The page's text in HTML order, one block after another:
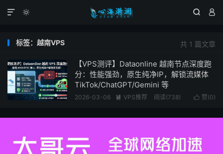
  

共 1 篇文章
标签：越南VPS
【VPS测评】Dataonline 越南节点深度跑
分：性能强劲，原生纯净IP，解锁流媒体
TikTok/ChatGPT/Gemini 等
 赞(0)
2026-03-06  VPS推荐 阅读(738)